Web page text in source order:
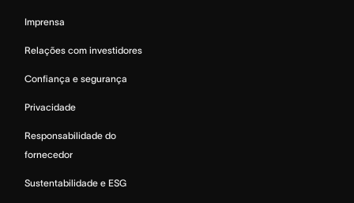
Imprensa
Relações com investidores
Confiança e segurança
Privacidade
Responsabilidade do
fornecedor
Sustentabilidade e ESG